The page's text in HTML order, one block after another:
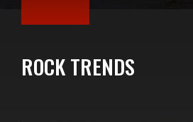
ROCK TRENDS